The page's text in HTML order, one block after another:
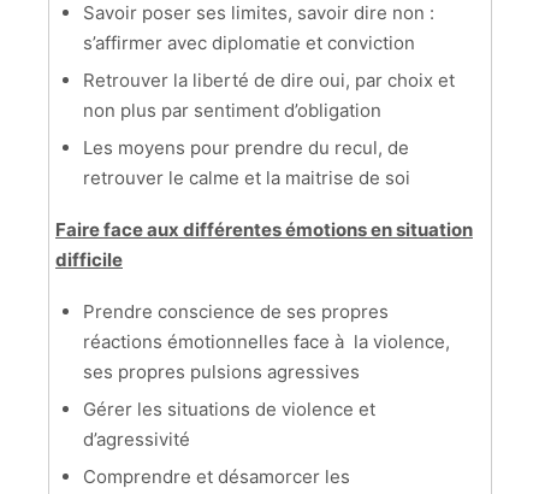
Savoir poser ses limites, savoir dire non :
s’affirmer avec diplomatie et conviction
Retrouver la liberté de dire oui, par choix et
non plus par sentiment d’obligation
Les moyens pour prendre du recul, de
retrouver le calme et la maitrise de soi
Faire face aux différentes émotions en situation
difficile
Prendre conscience de ses propres
réactions émotionnelles face à la violence,
ses propres pulsions agressives
Gérer les situations de violence et
d’agressivité
Comprendre et désamorcer les